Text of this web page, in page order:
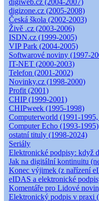
digiweb.cz (2004-2007)
digizone.cz (2005-2008)
Česká škola (2002-2003)
Živě .cz (2003-2006)
ISDN.cz (1999-2005)
VIP Park (2004-2005)
Softwarové noviny (1997-
IT-NET (2000-2003)
Telefon (2001-2002)
Novinky.cz (1998-2000)
Profit (2001)
CHIP (1999-2001)
CHIPweek (1995-1998)
Computerworld (1991-
Computer Echo (1993-1995)
ostatní tituly (1998-2024)
Seriály
Elektronické podpisy: když
Jak na digitální kontinuitu
Konec výjimek (z nařízení
eIDAS a elektronické
Komentáře pro Lidové
Elektronický podpis v praxi